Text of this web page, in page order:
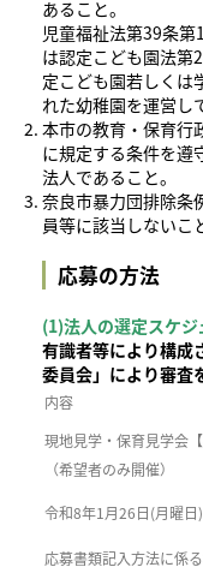
あること。
児童福祉法第39条
は認定こども園法第
定こども園若しくは
れた幼稚園を運営し
本市の教育・保育行
に規定する条件を遵
法人であること。
奈良市暴力団排除条
員等に該当しないこ
応募の方法
(1)法人の選定スケ
有識者等により構成
委員会」により審査
内容
現地見学・保育見学会【
（希望者のみ開催）
令和8年1月26日(月曜日)
応募書類記入方法に係